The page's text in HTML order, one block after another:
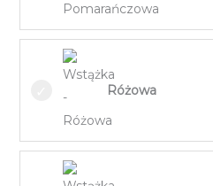
Różowa